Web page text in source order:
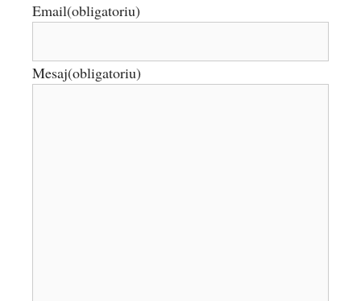
Email(obligatoriu)
Mesaj(obligatoriu)